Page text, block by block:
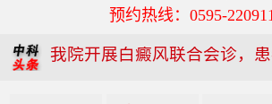
预约热线：0595-
我院开展白癜风联合会诊，